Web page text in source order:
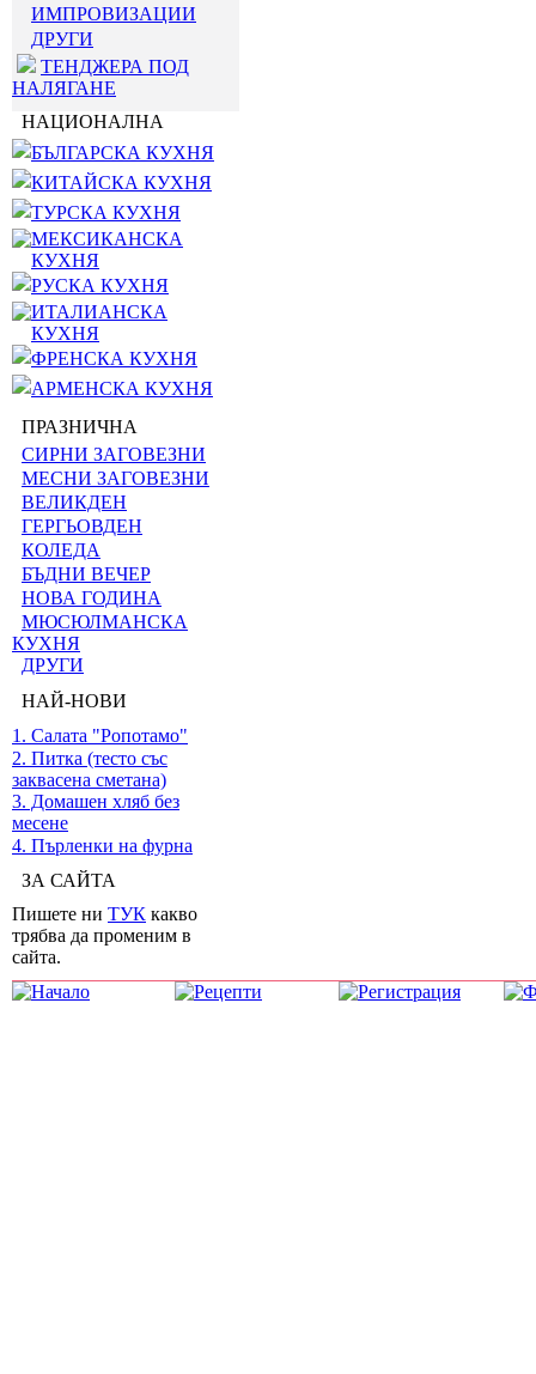
ИМПРОВИЗАЦИИ
ДРУГИ
ТЕНДЖЕРА ПОД
НАЛЯГАНЕ
НАЦИОНАЛНА
БЪЛГАРСКА КУХНЯ
КИТАЙСКА КУХНЯ
ТУРСКА КУХНЯ
МЕКСИКАНСКА
КУХНЯ
РУСКА КУХНЯ
ИТАЛИАНСКА
КУХНЯ
ФРЕНСКА КУХНЯ
АРМЕНСКА КУХНЯ
ПРАЗНИЧНА
СИРНИ ЗАГОВЕЗНИ
МЕСНИ ЗАГОВЕЗНИ
ВЕЛИКДЕН
ГЕРГЬОВДЕН
КОЛЕДА
БЪДНИ ВЕЧЕР
НОВА ГОДИНА
МЮСЮЛМАНСКА
КУХНЯ
ДРУГИ
НАЙ-НОВИ
1. Салата "Ропотамо"
2. Питка (тесто със
заквасена сметана)
3. Домашен хляб без
месене
4. Пърленки на фурна
ЗА САЙТА
Пишете ни ТУК какво
трябва да променим в
сайта.